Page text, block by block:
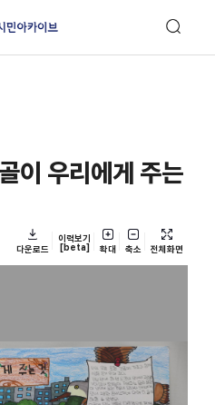
이 우리에게 주는
다운로드
이력보기
[beta]
확대 축소 전체화면